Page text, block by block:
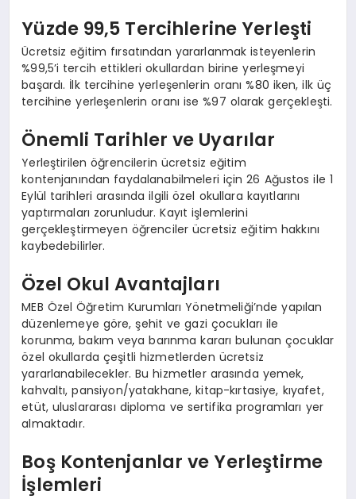
Yüzde 99,5 Tercihlerine Yerleşti
Ücretsiz eğitim fırsatından yararlanmak isteyenlerin
%99,5’i tercih ettikleri okullardan birine yerleşmeyi
başardı. İlk tercihine yerleşenlerin oranı %80 iken, ilk üç
tercihine yerleşenlerin oranı ise %97 olarak gerçekleşti.
Önemli Tarihler ve Uyarılar
Yerleştirilen öğrencilerin ücretsiz eğitim
kontenjanından faydalanabilmeleri için 26 Ağustos ile 1
Eylül tarihleri arasında ilgili özel okullara kayıtlarını
yaptırmaları zorunludur. Kayıt işlemlerini
gerçekleştirmeyen öğrenciler ücretsiz eğitim hakkını
kaybedebilirler.
Özel Okul Avantajları
MEB Özel Öğretim Kurumları Yönetmeliği’nde yapılan
düzenlemeye göre, şehit ve gazi çocukları ile
korunma, bakım veya barınma kararı bulunan çocuklar
özel okullarda çeşitli hizmetlerden ücretsiz
yararlanabilecekler. Bu hizmetler arasında yemek,
kahvaltı, pansiyon/yatakhane, kitap-kırtasiye, kıyafet,
etüt, uluslararası diploma ve sertifika programları yer
almaktadır.
Boş Kontenjanlar ve Yerleştirme
İşlemleri